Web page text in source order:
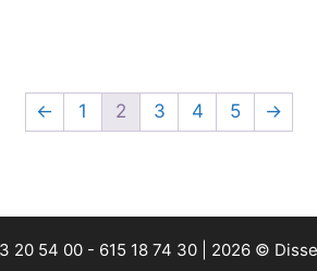
← 1 2 3 4 5 →
20 54 00 - 615 18 74 30 | 2026 ©